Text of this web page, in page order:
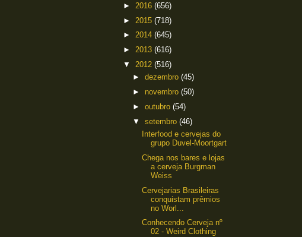
► 2016 (656)
► 2015 (718)
► 2014 (645)
► 2013 (616)
▼ 2012 (516)
► dezembro (45)
► novembro (50)
► outubro (54)
▼ setembro (46)
Interfood e cervejas do
grupo Duvel-Moortgart
Chega nos bares e lojas
a cerveja Burgman
Weiss
Cervejarias Brasileiras
conquistam prêmios
no Worl...
Conhecendo Cerveja nº
02 - Weird Clothing